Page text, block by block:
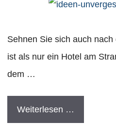
Sehnen Sie sich auch
ist als nur ein Hotel am
dem …
Weiterlesen …